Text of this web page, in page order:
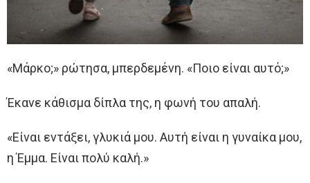
«Μάρκο;» ρώτησα, μπερδεμένη. «Ποιο είναι αυτό;»
Έκανε κάθισμα δίπλα της, η φωνή του απαλή.
«Είναι εντάξει, γλυκιά μου. Αυτή είναι η γυναίκα μου,
η Έμμα. Είναι πολύ καλή.»